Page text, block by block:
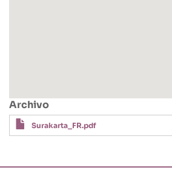
Archivo
Surakarta_FR.pdf